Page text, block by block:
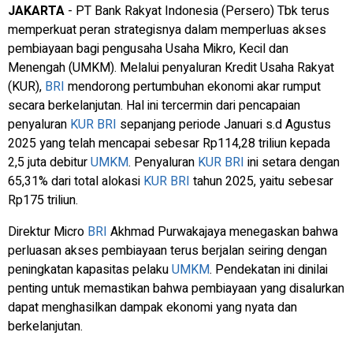
JAKARTA - PT Bank Rakyat Indonesia (Persero) Tbk terus
memperkuat peran strategisnya dalam memperluas akses
pembiayaan bagi pengusaha Usaha Mikro, Kecil dan
Menengah (UMKM). Melalui penyaluran Kredit Usaha Rakyat
(KUR), BRI mendorong pertumbuhan ekonomi akar rumput
secara berkelanjutan. Hal ini tercermin dari pencapaian
penyaluran KUR BRI sepanjang periode Januari s.d Agustus
2025 yang telah mencapai sebesar Rp114,28 triliun kepada
2,5 juta debiturUMKM. Penyaluran KUR BRI ini setara dengan
65,31% dari total alokasi KUR BRI tahun 2025, yaitu sebesar
Rp175 triliun.
Direktur Micro BRI Akhmad Purwakajaya menegaskan bahwa
perluasan akses pembiayaan terus berjalan seiring dengan
peningkatan kapasitas pelakuUMKM. Pendekatan ini dinilai
penting untuk memastikan bahwa pembiayaan yang disalurkan
dapat menghasilkan dampak ekonomi yang nyata dan
berkelanjutan.